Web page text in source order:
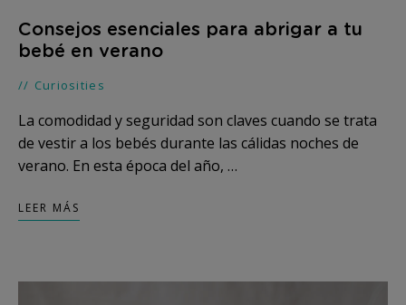
Consejos esenciales para abrigar a tu
bebé en verano
Curiosities
La comodidad y seguridad son claves cuando se trata
de vestir a los bebés durante las cálidas noches de
verano. En esta época del año, …
LEER MÁS